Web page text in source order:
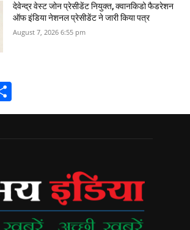
देवेन्द्र वेस्ट जोन प्रेसीडेंट नियुक्त, क्वानकिडो फैडरेशन
ऑफ इंडिया नेशनल प्रेसीडेंट ने जारी किया पत्र
August 7, 2026 6:55 pm